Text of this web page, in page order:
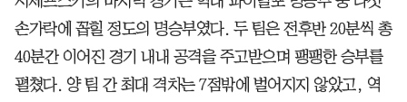
손가락에 꼽힐 정도의 명승부였다. 두 팀은 전후반 20분씩 총
40분간 이어진 경기 내내 공격을 주고받으며 팽팽한 승부를
펼쳤다. 양 팀 간 최대 격차는 7점밖에 벌어지지 않았고, 역